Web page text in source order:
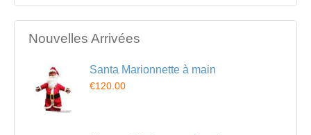
Nouvelles Arrivées
Santa Marionnette à main
€120.00